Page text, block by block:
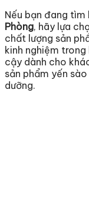
Nếu bạn đang tìm
Phòng, hãy lựa
chất lượng sản
kinh nghiệm
cậy dành cho
sản phẩm yến
dưỡng.